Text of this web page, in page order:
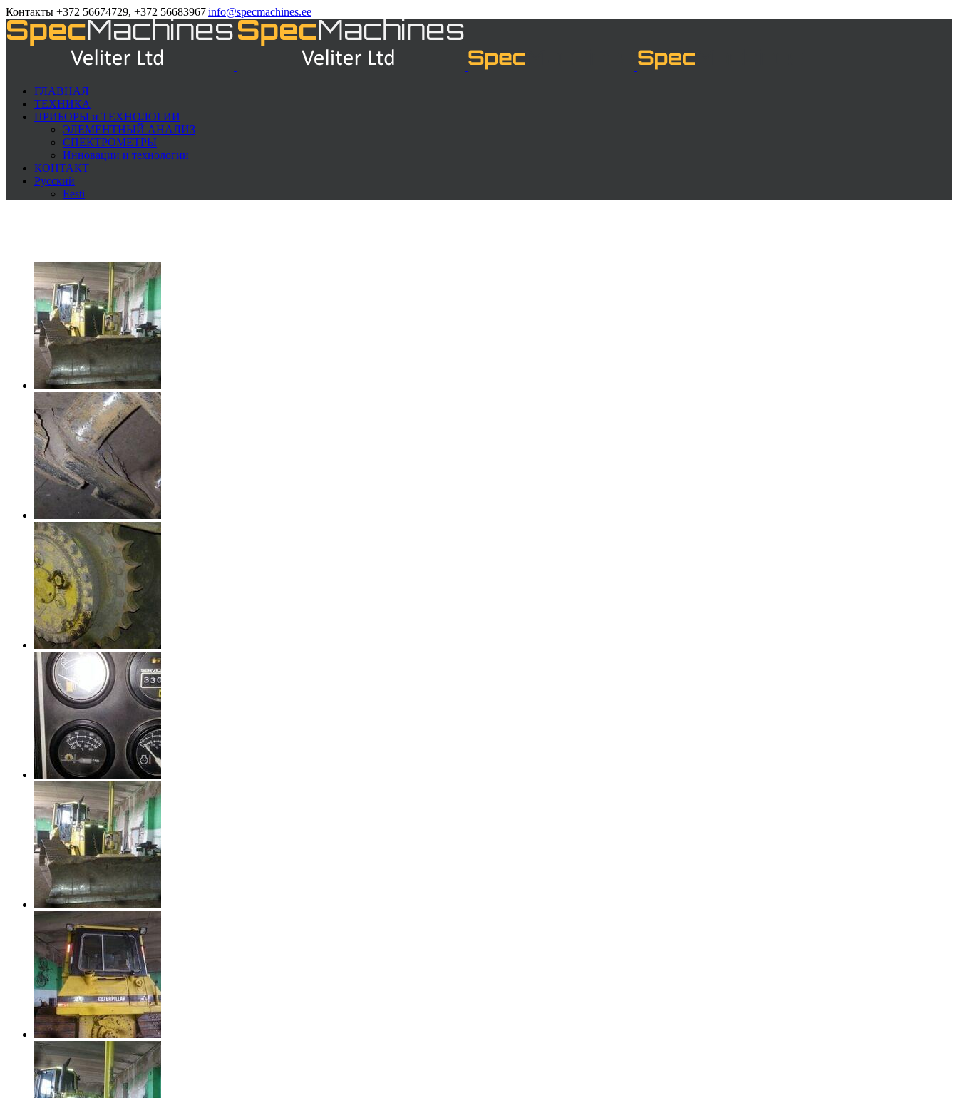
Контакты +372 56674729, +372 56683967|info@specmachines.ee
ГЛАВНАЯ
ТЕХНИКА
ПРИБОРЫ и ТЕХНОЛОГИИ
ЭЛЕМЕНTНЫЙ АНАЛИЗ
СПЕКТРОМЕТРЫ
Инновации и технологии
КОНТАКТ
Русский
Eesti